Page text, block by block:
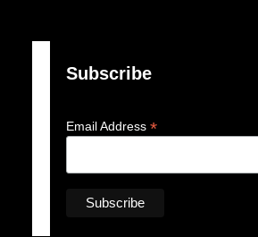
Subscribe
Email Address *